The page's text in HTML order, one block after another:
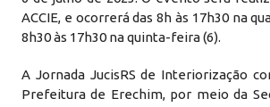
ACCIE, e ocorrerá das 8h às 17h30 na
8h30 às 17h30 na quinta-feira (6).
A Jornada JucisRS de Interiorização
Prefeitura de Erechim, por meio da